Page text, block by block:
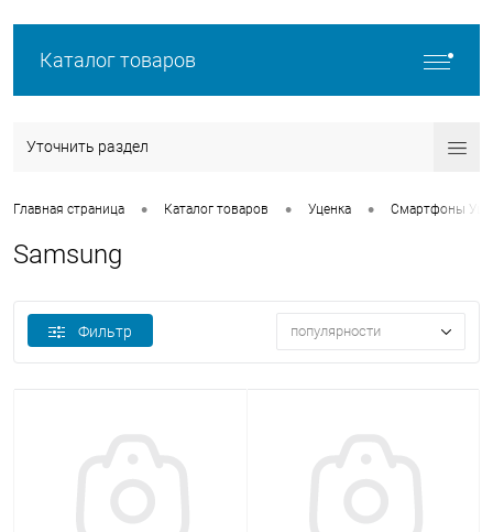
Каталог товаров
Уточнить раздел
Главная страница • Каталог товаров • Уценка • Смартфоны
Samsung
Фильтр популярности